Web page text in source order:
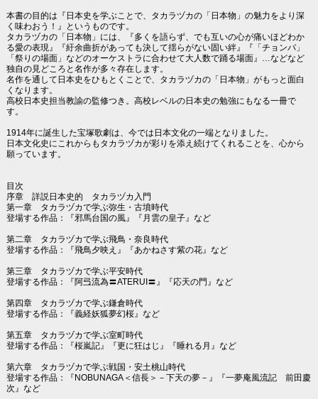
本書の目的は『日本史を学ぶことで、タカラヅカの「日本物」の魅力をより深
く味わおう！』というものです。
タカラヅカの「日本物」には、『多くを語らず、でも互いの心が痛いほどわか
る愛の表現』『紆余曲折があっても決して揺らがない固い絆』『「チョンパ」
「祭りの場面」などのオーケストラに合わせて大人数で踊る場面』…などなど
独自の見どころと名作が多々存在します。
名作を通して日本史をひもとくことで、タカラヅカの「日本物」がもっと面白
くなります。
高校日本史担当教諭の監修つき。高校レベルの日本史の勉強にもなる一冊で
す。
1914年に誕生した宝塚歌劇は、今では日本文化の一端となりました。
日本文化史にこれからもタカラヅカが彩りを添え続けてくれることを、心から
願っています。
目次
序章 詳説日本史的 タカラヅカ入門
第一章 タカラヅカで学ぶ弥生・古墳時代
登場する作品：『邪馬台国の風』『月雲の皇子』など
第二章 タカラヅカで学ぶ飛鳥・奈良時代
登場する作品：『飛鳥夕映え』『あかねさす紫の花』など
第三章 タカラヅカで学ぶ平安時代
登場する作品：『阿弖流為〓ATERUI〓』『応天の門』など
第四章 タカラヅカで学ぶ鎌倉時代
登場する作品：『義経妖狐夢幻桜』など
第五章 タカラヅカで学ぶ室町時代
登場する作品：『桜嵐記』『更に狂はじ』『睡れる月』など
第六章 タカラヅカで学ぶ戦国・安土桃山時代
登場する作品：『NOBUNAGA＜信長＞－下天の夢－』『一夢庵風流記 前田慶
次』など